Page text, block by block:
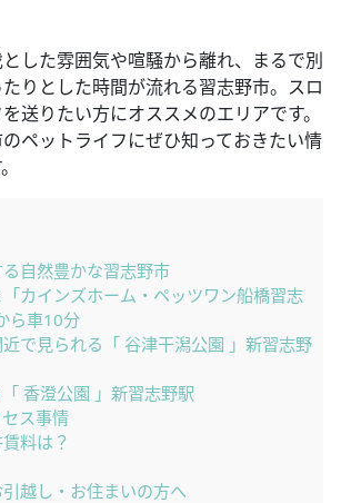
した雰囲気や喧騒から離れ、まるで別
りとした時間が流れる習志野市。スロ
送りたい方にオススメのエリアです。
ペットライフにぜひ知っておきたい情
自然豊かな習志野市
カインズホーム・ペッツワン船橋習志
ら車10分
で見られる「 谷津干潟公園 」新習志野
香澄公園 」新習志野駅
ス事情
料は？
越し・お住まいの方へ